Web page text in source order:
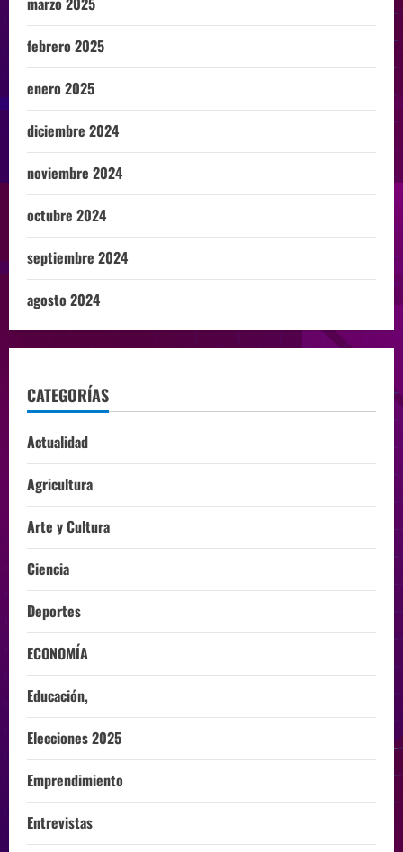
febrero 2025
enero 2025
diciembre 2024
noviembre 2024
octubre 2024
septiembre 2024
agosto 2024
CATEGORÍAS
Actualidad
Agricultura
Arte y Cultura
Ciencia
Deportes
ECONOMÍA
Educación,
Elecciones 2025
Emprendimiento
Entrevistas